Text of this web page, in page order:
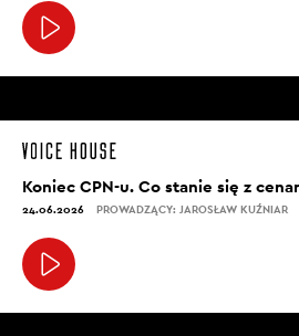
Koniec CPN-u. Co stanie się z
24.06.2026 PROWADZĄCY: JAROSŁAW KUŹNIAR